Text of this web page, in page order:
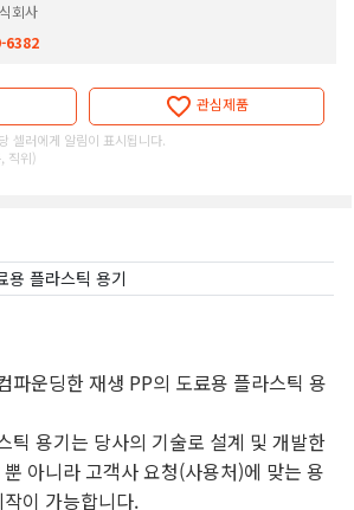
회사
6382
관심제품
셀러에게 알림이 표시됩니다.
직위)
용 플라스틱 용기